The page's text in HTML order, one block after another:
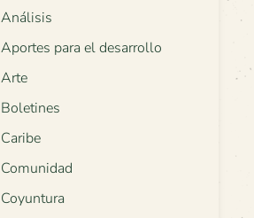
Análisis
Aportes para el desarrollo
Arte
Boletines
Caribe
Comunidad
Coyuntura